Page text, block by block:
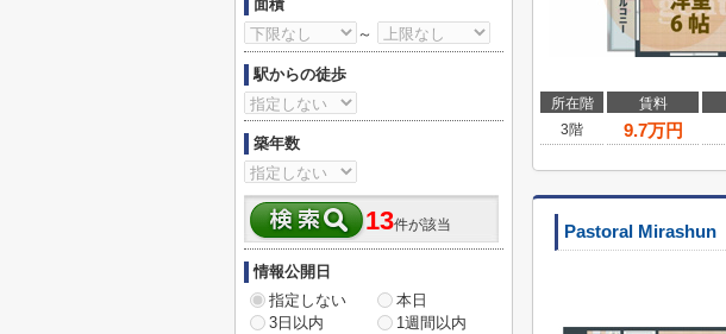
所在階 賃料
3階
9.7万円
Pastoral Mirashun
面積
～
駅からの徒歩
築年数
13件が該当
情報公開日
指定しない
本日
3日以内
1週間以内